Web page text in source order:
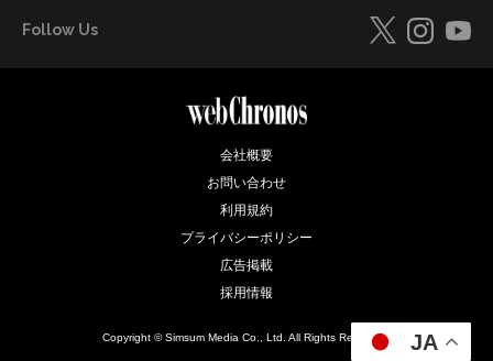
Follow Us
会社概要
お問い合わせ
利用規約
プライバシーポリシー
広告掲載
採用情報
Copyright © Simsum Media Co., Ltd. All Rights Reserved. JA